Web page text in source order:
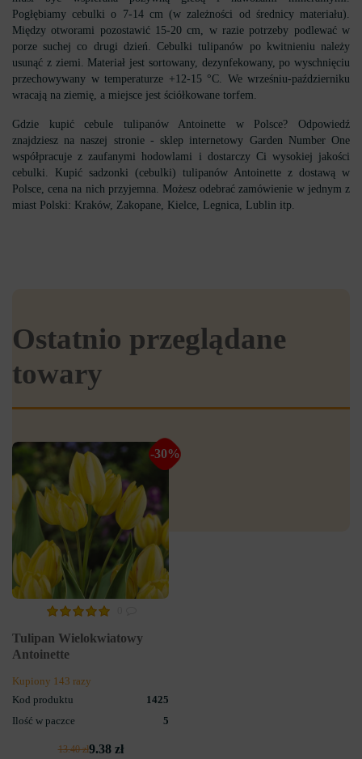
Pogłębiamy cebulki o 7-14 cm (w zależności od średnicy materiału).
Między otworami pozostawić 15-20 cm, w razie potrzeby podlewać w
porze suchej co drugi dzień. Cebulki tulipanów po kwitnieniu należy
usunąć z ziemi. Materiał jest sortowany, dezynfekowany, po wyschnięciu
przechowywany w temperaturze +12-15 °С. We wrześniu-październiku
wracają na ziemię, a miejsce jest ściółkowane torfem.
Gdzie kupić cebule tulipanów Antoinette w Polsce? Odpowiedź
znajdziesz na naszej stronie - sklep internetowy Garden Number One
współpracuje z zaufanymi hodowlami i dostarczy Ci wysokiej jakości
cebulki. Kupić sadzonki (cebulki) tulipanów Antoinette z dostawą w
Polsce, cena na nich przyjemna. Możesz odebrać zamówienie w jednym z
miast Polski: Kraków, Zakopane, Kielce, Legnica, Lublin itp.
Ostatnio przeglądane
towary
-30%
Tulipan Wielokwiatowy
Antoinette
Kupiony 143 razy
Kod produktu
1425
Ilość w paczce
5
13.40 zł9.38 zł